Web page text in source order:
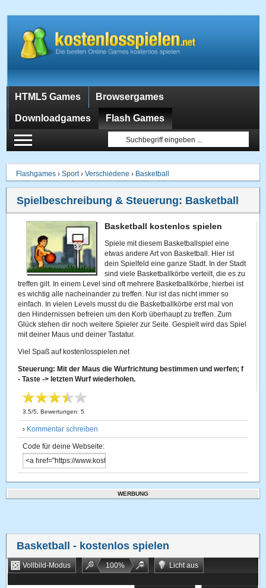
HTML5 Games Browsergames
Downloadgames Flash Games
Flashgames ›Sport›Verschiedene › Basketball
Spielbeschreibung & Steuerung: Basketball
Basketball kostenlos spielen
Spiele mit diesem Basketballspiel eine
etwas andere Art von Basketball. Hier ist
dein Spielfeld eine ganze Stadt. In der Stadt
sind viele Basketballkörbe verteilt, die es zu
treffen gilt. In einem Level sind oft mehrere Basketballkörbe, hierbei ist
es wichtig alle nacheinander zu treffen. Nur ist das nicht immer so
einfach. In vielen Levels musst du die Basketballkörbe erst mal von
den Hindernissen befreien um den Korb überhaupt zu treffen. Zum
Glück stehen dir noch weitere Spieler zur Seite. Gespielt wird das Spiel
mit deiner Maus und deiner Tastatur.
Viel Spaß auf kostenlosspielen.net
Steuerung: Mit der Maus die Wurfrichtung bestimmen und werfen; f
- Taste -> letzten Wurf wiederholen.
3.5/5 , Bewertungen:5
› Kommentar schreiben
Code für deine Webseite:
WERBUNG
Basketball - kostenlos spielen
Vollbild-Modus 100%
Licht aus